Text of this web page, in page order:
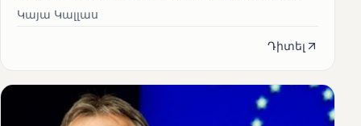
Կայա Կալլաս
Դիտել